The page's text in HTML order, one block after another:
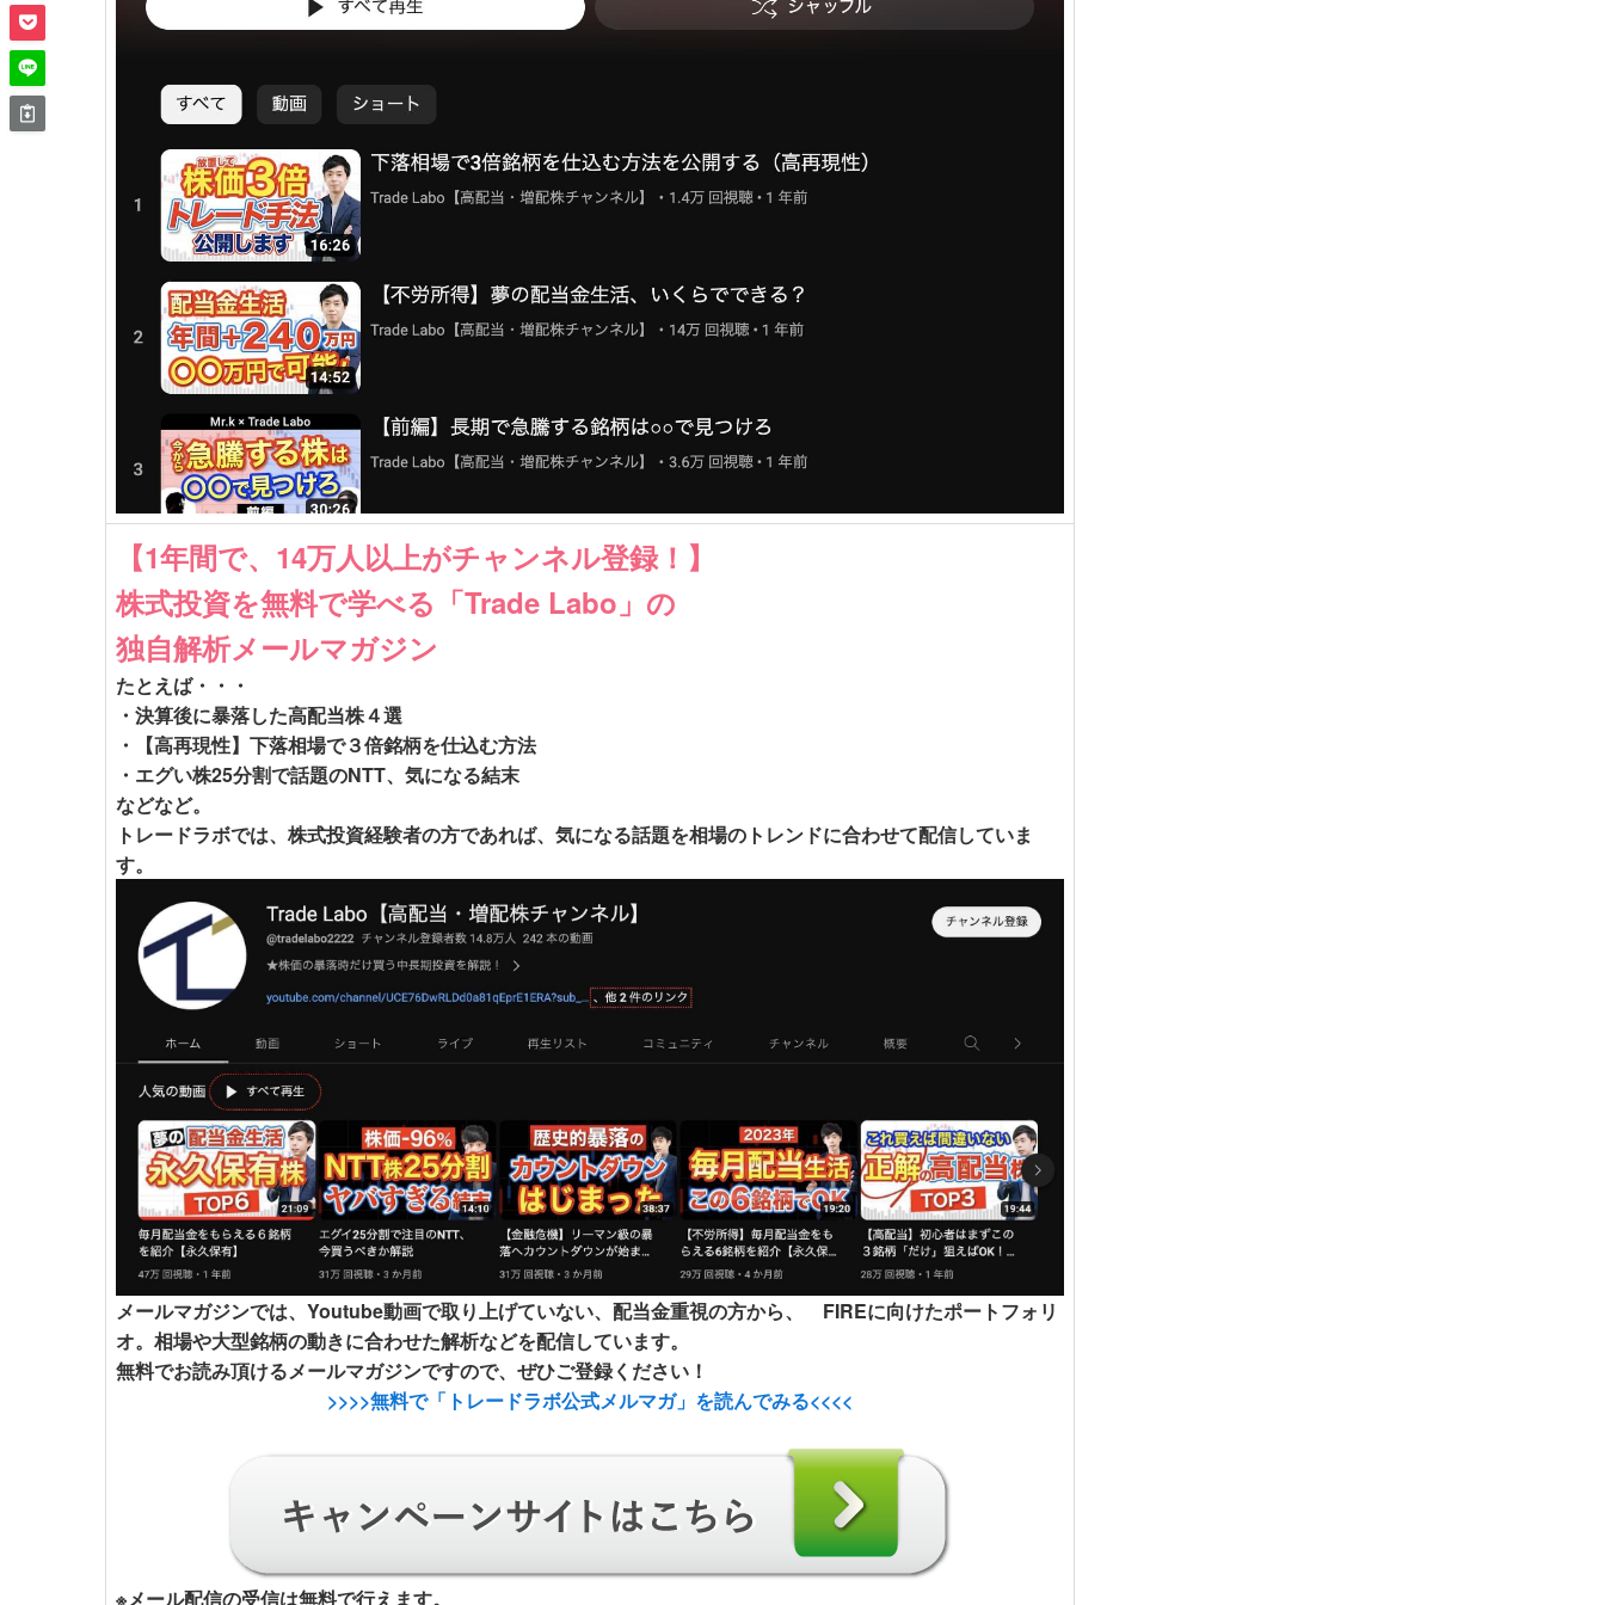
【1年間で、14万人以上がチャンネル登録！】
株式投資を無料で学べる「Trade Labo」の
独自解析メールマガジン
たとえば・・・
・決算後に暴落した高配当株４選
・【高再現性】下落相場で３倍銘柄を仕込む方法
・エグい株25分割で話題のNTT、気になる結末
などなど。
トレードラボでは、株式投資経験者の方であれば、気になる話題を相場のトレンドに合わせて配信していま
す。
メールマガジンでは、Youtube動画で取り上げていない、配当金重視の方から、 FIREに向けたポートフォリ
オ。相場や大型銘柄の動きに合わせた解析などを配信しています。
無料でお読み頂けるメールマガジンですので、ぜひご登録ください！
>>>>無料で「トレードラボ公式メルマガ」 を読んでみる<<<<
※メール配信の受信は無料で行えます。